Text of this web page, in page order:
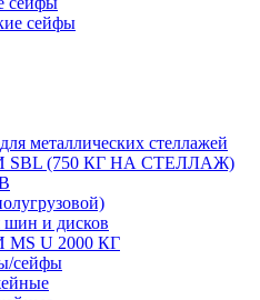
сейфы
металлических стеллажей
(750 КГ НА СТЕЛЛАЖ)
шин и дисков
U 2000 КГ
сейфы